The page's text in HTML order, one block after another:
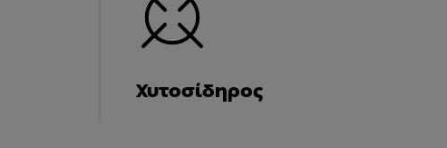
Χυτοσίδηρος